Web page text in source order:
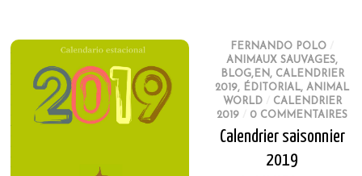
FERNANDO POLO
ANIMAUX SAUVAGES,
BLOG,EN, CALENDRIER
2019, ÉDITORIAL,ANIMAL
WORLD
CALENDRIER
2019
0 COMMENTAIRES
Calendrier saisonnier
2019